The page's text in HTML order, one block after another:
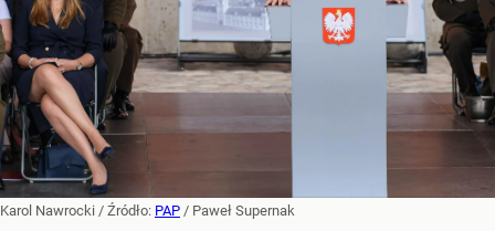
Karol Nawrocki / Źródło: PAP / Paweł Supernak